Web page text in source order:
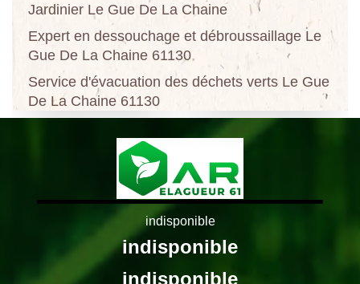
Jardinier Le Gue De La Chaine
Expert en dessouchage et débroussaillage Le
Gue De La Chaine 61130
Service d'évacuation des déchets verts Le Gue
De La Chaine 61130
indisponible
indisponible
indisponible